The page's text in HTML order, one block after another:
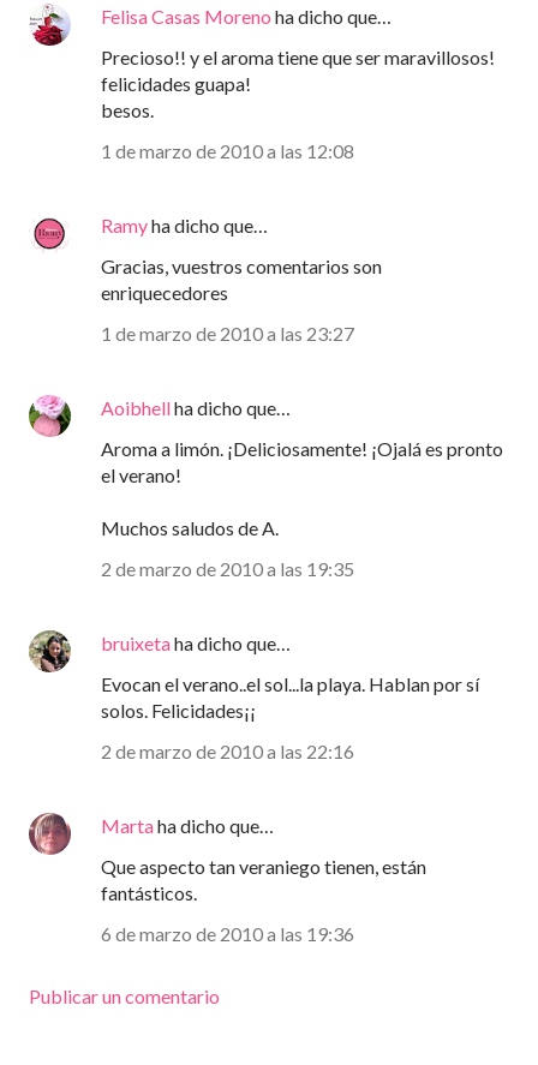
Felisa Casas Moreno ha dicho que…
Precioso!! y el aroma tiene que ser maravillosos!
felicidades guapa!
besos.
1 de marzo de 2010 a las 12:08
Ramyha dicho que…
Gracias, vuestros comentarios son
enriquecedores
1 de marzo de 2010 a las 23:27
Aoibhellha dicho que…
Aroma a limón. ¡Deliciosamente! ¡Ojalá es pronto
el verano!
Muchos saludos de A.
2 de marzo de 2010 a las 19:35
bruixetaha dicho que…
Evocan el verano..el sol...la playa. Hablan por sí
solos. Felicidades¡¡
2 de marzo de 2010 a las 22:16
Martaha dicho que…
Que aspecto tan veraniego tienen, están
fantásticos.
6 de marzo de 2010 a las 19:36
Publicar un comentario